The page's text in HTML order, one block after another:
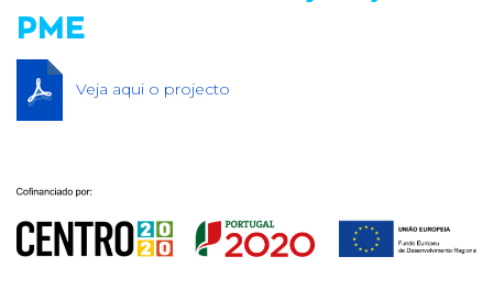
PME
Veja aqui o projecto